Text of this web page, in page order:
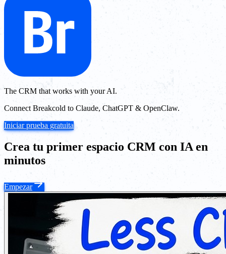
The CRM that works with your AI.
Connect Breakcold to Claude, ChatGPT & OpenClaw.
Iniciar prueba gratuita
Crea tu primer espacio CRM con IA en
minutos
Empezar